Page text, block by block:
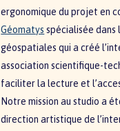
ergonomique du projet en
Géomatys spécialisée
géospatiales qui a créé
association scientifique-
faciliter la lecture et
Notre mission au studio a
direction artistique de